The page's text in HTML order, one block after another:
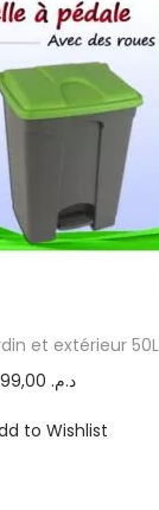
et extérieur
د.م.
to Wishlist